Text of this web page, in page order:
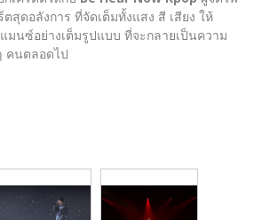
สุดอลังการ ที่จัดเต็มทั้งแสง สี เสียง ให้
มนซ์อย่างเต็มรูปแบบ ที่จะกลายเป็นความ
คนตลอดไป